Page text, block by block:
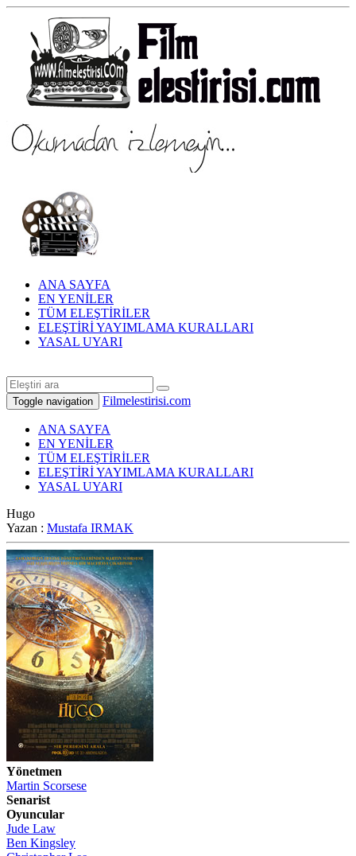
ANA SAYFA
EN YENİLER
TÜM ELEŞTİRİLER
ELEŞTİRİ YAYIMLAMA KURALLARI
YASAL UYARI
Toggle navigation Filmelestirisi.com
ANA SAYFA
EN YENİLER
TÜM ELEŞTİRİLER
ELEŞTİRİ YAYIMLAMA KURALLARI
YASAL UYARI
Hugo
Yazan : Mustafa IRMAK
Yönetmen
Martin Scorsese
Senarist
Oyuncular
Jude Law
Ben Kingsley